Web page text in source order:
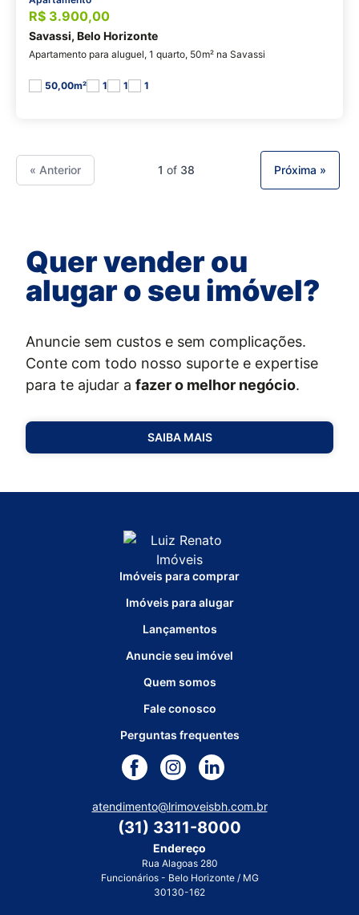
R$ 3.900,00
Savassi, Belo Horizonte
Apartamento para aluguel, 1 quarto, 50m² na Savassi
50,00m² 1 1 1
« Anterior 1 of 38 Próxima »
Quer vender ou
alugar o seu imóvel?
Anuncie sem custos e sem complicações.
Conte com todo nosso suporte e expertise
para te ajudar a fazer o melhor negócio.
SAIBA MAIS
Imóveis para comprar
Imóveis para alugar
Lançamentos
Anuncie seu imóvel
Quem somos
Fale conosco
Perguntas frequentes
atendimento@lrimoveisbh.com.br
(31) 3311-8000
Endereço
Rua Alagoas 280
Funcionários - Belo Horizonte / MG
30130-162